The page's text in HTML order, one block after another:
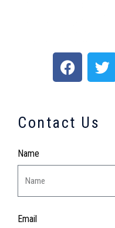
Contact Us
Name
Email